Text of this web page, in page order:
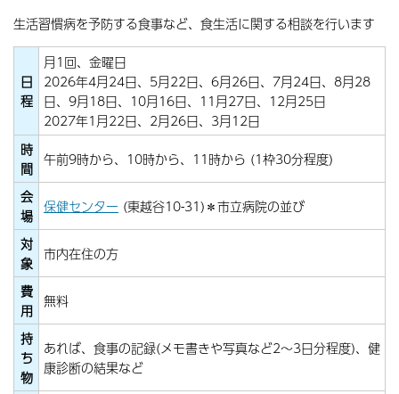
生活習慣病を予防する食事など、食生活に関する相談を行います
日
程
月1回、金曜日
2026年4月24日、5月22日、6月26日、7月24日、8月28
日、9月18日、10月16日、11月27日、12月25日
2027年1月22日、2月26日、3月12日
時
間 午前9時から、10時から、11時から (1枠30分程度)
会
場 保健センター (東越谷10-31)＊市立病院の並び
対
象 市内在住の方
費
用 無料
持
ち
物
あれば、食事の記録(メモ書きや写真など2～3日分程度)、健
康診断の結果など